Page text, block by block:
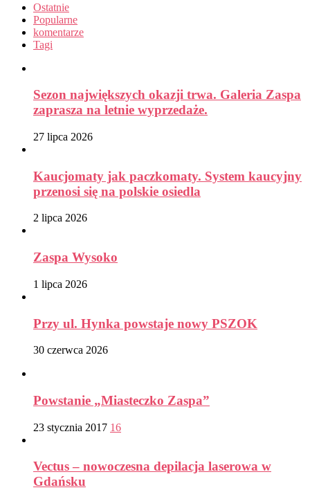
Ostatnie
Popularne
komentarze
Tagi
Sezon największych okazji trwa. Galeria Zaspa
zaprasza na letnie wyprzedaże.
27 lipca 2026
Kaucjomaty jak paczkomaty. System kaucyjny
przenosi się na polskie osiedla
2 lipca 2026
Zaspa Wysoko
1 lipca 2026
Przy ul. Hynka powstaje nowy PSZOK
30 czerwca 2026
Powstanie „Miasteczko Zaspa”
23 stycznia 2017 16
Vectus – nowoczesna depilacja laserowa w
Gdańsku